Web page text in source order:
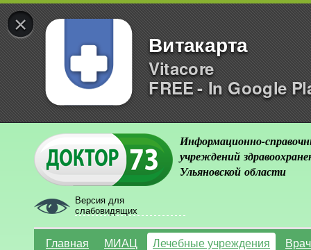
×
Витакарта
Vitacore
FREE - In Google
Версия для
слабовидящих
Информационно-
учреждений
Ульяновской области
Главная МИАЦ Лечебные учреждения